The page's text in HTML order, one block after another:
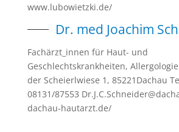
www.lubowietzki.de/
Dr. med Joachim
Fachärzt_innen für Haut- und
Geschlechtskrankheiten,
der Scheierlwiese 1, 85221Dachau
08131/87553
dachau-hautarzt.de/